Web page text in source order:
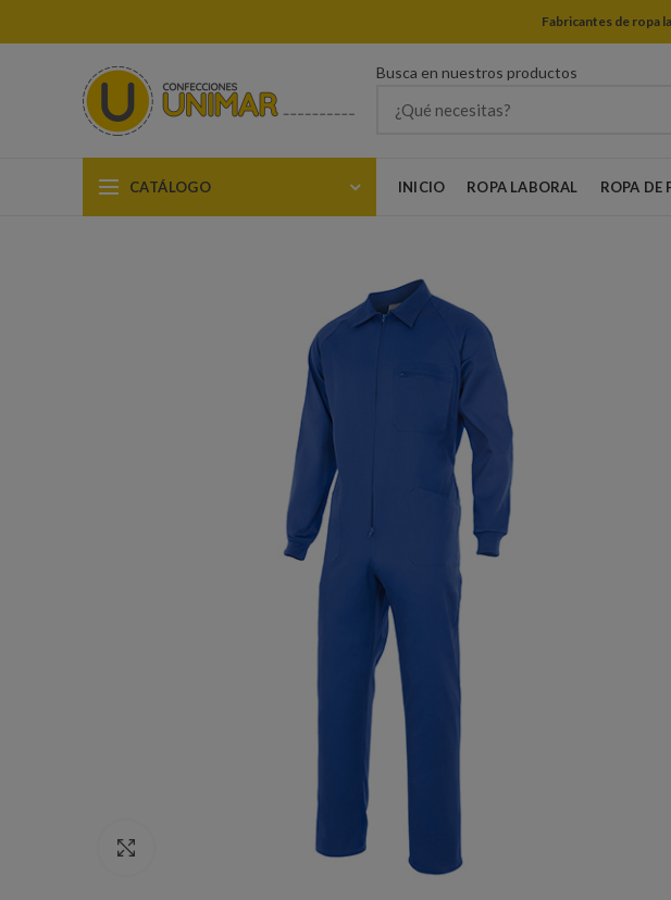
Fabricantes de ropa
Busca en nuestros productos
CATÁLOGO INICIO ROPA LABORAL ROPA DE